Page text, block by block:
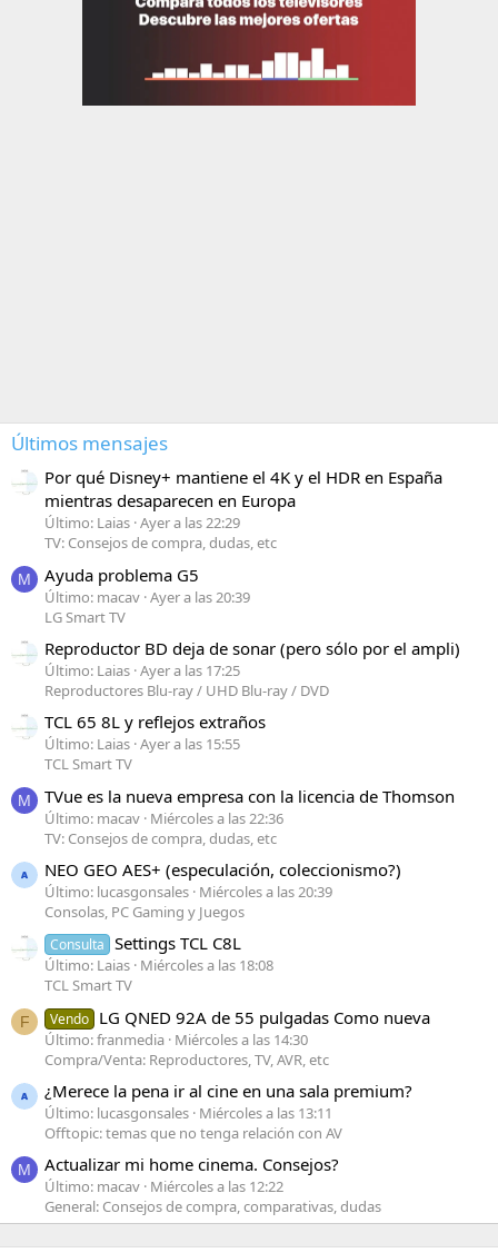
Últimos mensajes
Por qué Disney+ mantiene el 4K y el HDR en España
mientras desaparecen en Europa
Último: Laias Ayer a las 22:29
TV: Consejos de compra, dudas, etc
M Ayuda problema G5
Último: macav Ayer a las 20:39
LG Smart TV
Reproductor BD deja de sonar (pero sólo por el ampli)
Último: Laias Ayer a las 17:25
Reproductores Blu-ray / UHD Blu-ray / DVD
TCL 65 8L y reflejos extraños
Último: Laias Ayer a las 15:55
TCL Smart TV
M TVue es la nueva empresa con la licencia de Thomson
Último: macav Miércoles a las 22:36
TV: Consejos de compra, dudas, etc
NEO GEO AES+ (especulación, coleccionismo?)
Último: lucasgonsales Miércoles a las 20:39
Consolas, PC Gaming y Juegos
Consulta Settings TCL C8L
Último: Laias Miércoles a las 18:08
TCL Smart TV
F Vendo LG QNED 92A de 55 pulgadas Como nueva
Último: franmedia Miércoles a las 14:30
Compra/Venta: Reproductores, TV, AVR, etc
¿Merece la pena ir al cine en una sala premium?
Último: lucasgonsales Miércoles a las 13:11
Offtopic: temas que no tenga relación con AV
M Actualizar mi home cinema. Consejos?
Último: macav Miércoles a las 12:22
General: Consejos de compra, comparativas, dudas